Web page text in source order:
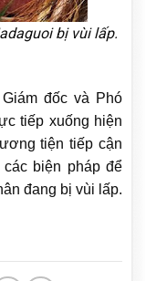
bị vùi lấp.
đốc và Phó
tiếp xuống hiện
tiện tiếp cận
biện pháp để
đang bị vùi lấp.